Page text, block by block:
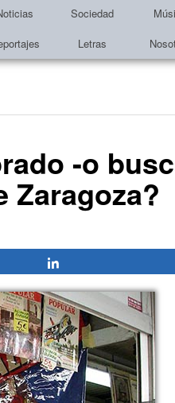
Sociedad
Letras
-o
Zaragoza?